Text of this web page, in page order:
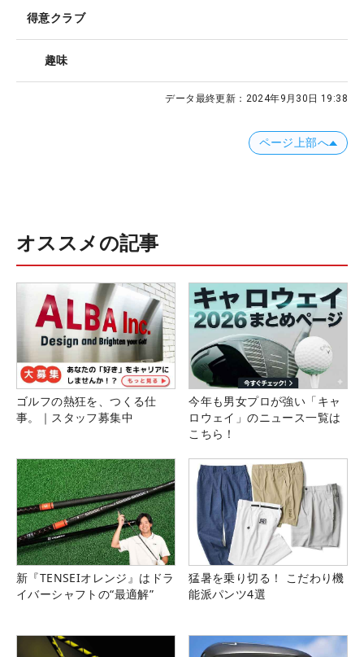
得意クラブ
趣味
データ最終更新： 2024年9月30日 19:38
ページ上部へ
オススメの記事
ゴルフの熱狂を、つくる仕
事。｜スタッフ募集中
今年も男女プロが強い「キャ
ロウェイ」のニュース一覧は
こちら！
新『TENSEIオレンジ』はドラ
イバーシャフトの“最適解”
猛暑を乗り切る！ こだわり機
能派パンツ4選